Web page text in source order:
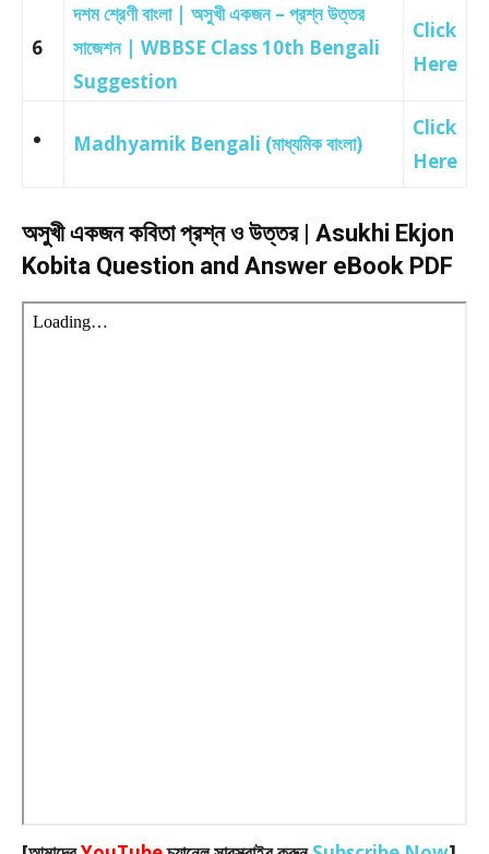
6
দশম শ্রেণী বাংলা | অসুখী একজন – প্রশ্ন উত্তর
সাজেশন | WBBSE Class 10th Bengali
Suggestion
Click
Here
Madhyamik Bengali (মাধ্যমিক বাংলা)
Click
Here
অসুখী একজন কবিতা প্রশ্ন ও উত্তর | Asukhi Ekjon
Kobita Question and Answer eBook PDF